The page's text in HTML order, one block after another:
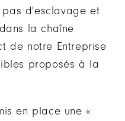
d'esclavage et
la chaîne
de notre Entreprise
proposés à la
en place une «